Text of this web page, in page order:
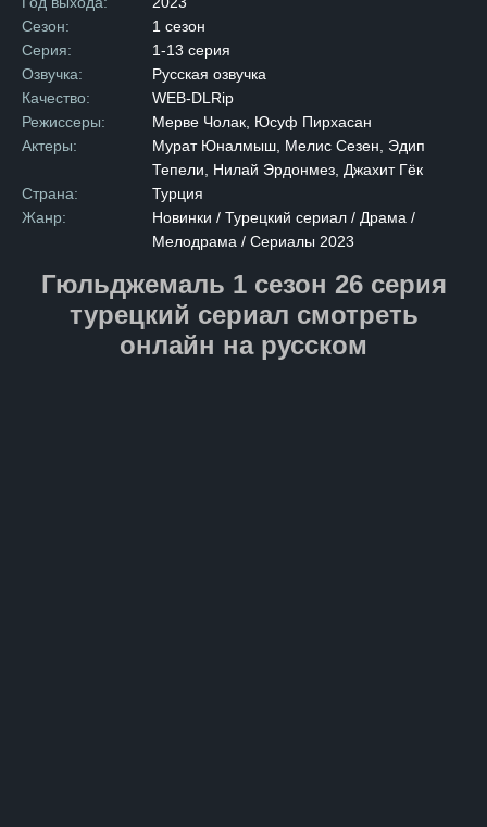
которые стоят перед ним,
и улучшению своей жизни
ведёт к неожиданным
и захватывающим поворотам.
Мы скоро узнаем, какие
секреты и испытания скрывает
перемены принесёт его
Сезон:
1 сезон
Серия:
1-13 серия
Озвучка:
Русская озвучка
Качество:
WEB-DLRip
Режиссеры:
Мерве Чолак, Юсуф Пирхасан
Актеры:
Мурат Юналмыш, Мелис Сезен, Эдип
Тепели, Нилай Эрдонмез, Джахит Гёк
Страна:
Турция
Жанр:
Новинки / Турецкий сериал / Драма /
Мелодрама / Сериалы 2023
Гюльджемаль 1 сезон 26 серия
турецкий сериал смотреть
онлайн на русском